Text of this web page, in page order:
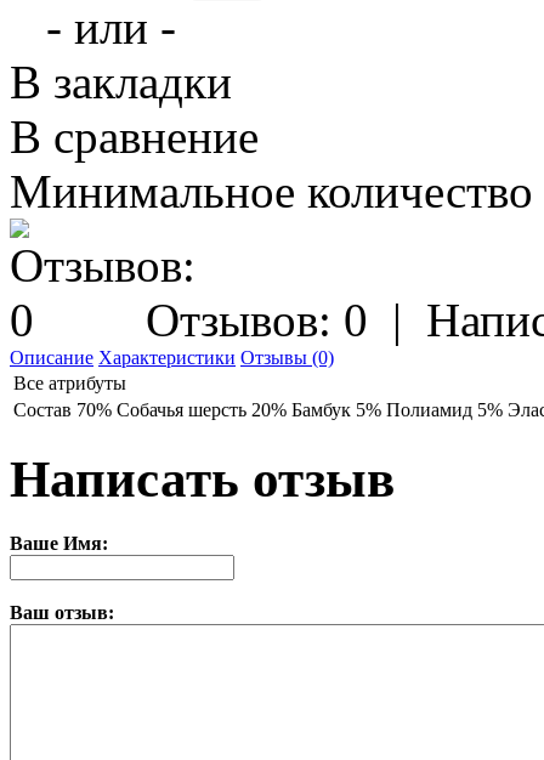
- или -
В закладки
В сравнение
Минимальное количество
Отзывов: 0 |
Описание Характеристики Отзывы (0)
Все атрибуты
Состав 70% Собачья шерсть 20% Бамбук 5% Полиамид 5%
Написать отзыв
Ваше Имя:
Ваш отзыв: